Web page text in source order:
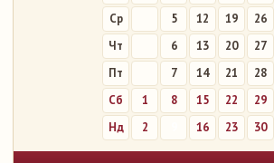
Ср
5 12 19
26
Чт
6 13 20
27
Пт
7 14 21
28
Сб
1 8 15 22
29
Нд
2 16 23 30